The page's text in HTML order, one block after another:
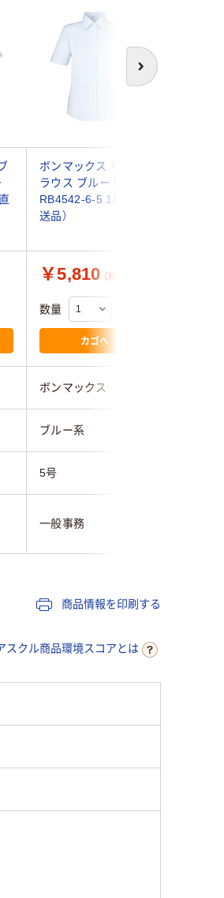
次へ
ボンマックス 半袖ブ
ラウス ブルー 5号
RB4542-6-5 1着（直
送品）
￥5,810 （税込）
数量
カゴへ
ボンマックス
ブルー系
5号
一般事務
商品情報を印刷する
スクル商品環境スコアとは